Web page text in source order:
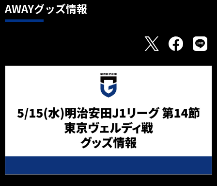
AWAYグッズ情報